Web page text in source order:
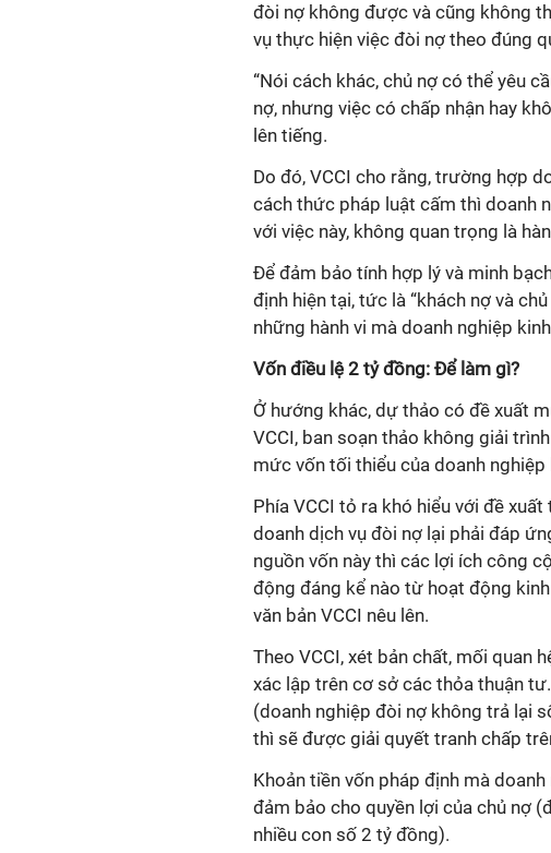
đòi nợ không được và cũng không
vụ thực hiện việc đòi nợ theo đúng
“Nói cách khác, chủ nợ có thể yêu
nợ, nhưng việc có chấp nhận hay
lên tiếng.
Do đó, VCCI cho rằng, trường hợp
cách thức pháp luật cấm thì doanh
với việc này, không quan trọng là
Để đảm bảo tính hợp lý và minh
định hiện tại, tức là “khách nợ và
những hành vi mà doanh nghiệp
Vốn điều lệ 2 tỷ đồng: Để làm gì?
Ở hướng khác, dự thảo có đề xuất
VCCI, ban soạn thảo không giải
mức vốn tối thiểu của doanh
Phía VCCI tỏ ra khó hiểu với đề
doanh dịch vụ đòi nợ lại phải đáp
nguồn vốn này thì các lợi ích công
động đáng kể nào từ hoạt động
văn bản VCCI nêu lên.
Theo VCCI, xét bản chất, mối quan
xác lập trên cơ sở các thỏa thuận
(doanh nghiệp đòi nợ không trả lại
thì sẽ được giải quyết tranh chấp
Khoản tiền vốn pháp định mà
đảm bảo cho quyền lợi của chủ nợ
nhiều con số 2 tỷ đồng).